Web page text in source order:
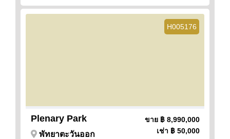
H005176
Plenary Park ขาย ฿ 8,990,000
เช่า ฿ 50,000
พัทยาตะวันออก